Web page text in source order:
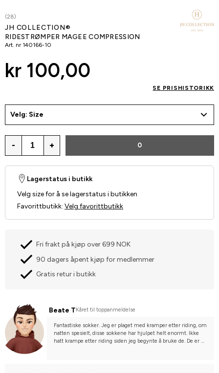
(28)
JH COLLECTION®
RIDESTRØMPER MAGEE COMPRESSION
Art. nr 140166-10
kr 100,00
SE PRISHISTORIKK
Velg: Size
- + 0
Lagerstatus i butikk
Velg size for å se lagerstatus i butikken
Favorittbutikk: Velg favorittbutikk
Fri frakt på kjøp over 699 NOK
90 dagers åpent kjøp for medlemmer
Gratis retur i butikk
Beate T Kåret til toppanmeldelse
Fantastiske sokker. Jeg er plaget med kramper etter riding, om
natten spesielt, disse sokkene har hjulpet helt enormt. Ikke
hatt krampe etter riding siden jeg begynte å bruke de. De er